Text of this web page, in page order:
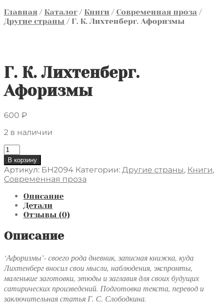
Главная / Каталог / Книги / Современная проза /
Другие страны / Г. К. Лихтенберг. Афоризмы
Г. К. Лихтенберг.
Афоризмы
600 ₽
2 в наличии
Количество
товара
Г.
К.
Лихтенберг.
Афоризмы
В корзину
Артикул: БН2094 Категории: Другие страны, Книги,
Современная проза
Описание
Детали
Отзывы (0)
Описание
‘Афоризмы’- своего рода дневник, записная книжка, куда
Лихтенберг вносил свои мысли, наблюдения, экспромты,
маленькие заготовки, этюды и заглавия для своих будущих
сатирических произведений. Подготовка текста, перевод и
заключительная статья Г. С. Слободкина.